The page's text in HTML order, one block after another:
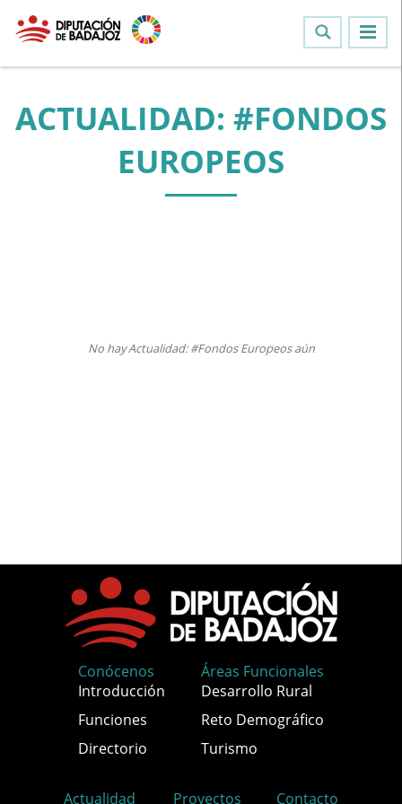
ACTUALIDAD: #FONDOS
EUROPEOS
No hay Actualidad: #Fondos Europeos aún
Conócenos
Introducción
Funciones
Directorio
Áreas Funcionales
Desarrollo Rural
Reto Demográfico
Turismo
Actualidad Proyectos Contacto